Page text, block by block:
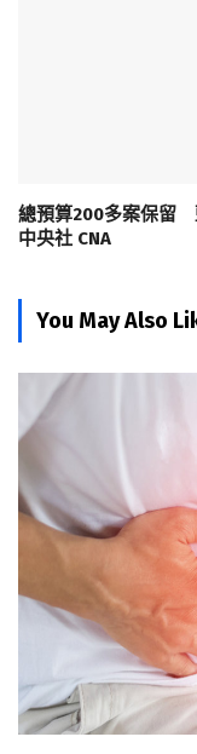
總預算200多案保留
中央社 CNA
You May Also